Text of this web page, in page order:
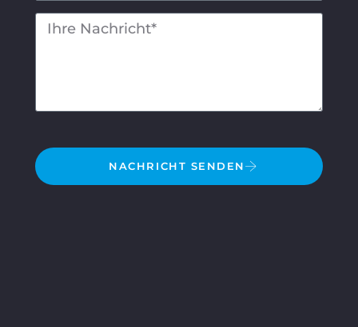
NACHRICHT SENDEN